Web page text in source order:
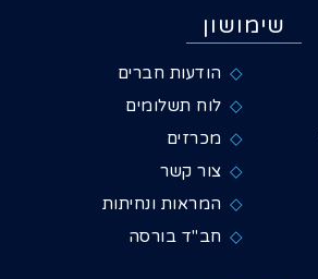
שימושון
הודעות חברים
לוח תשלומים
מכרזים
צור קשר
המראות ונחיתות
חב"ד בורסה